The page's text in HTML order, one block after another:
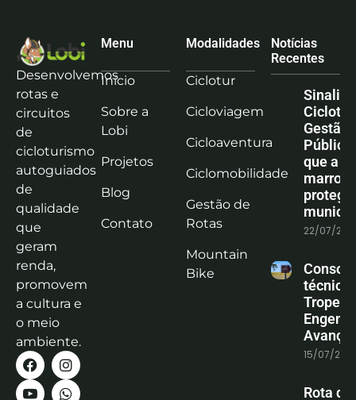
Desenvolvemos
rotas e
circuitos
de
cicloturismo
autoguiados
de
qualidade
que
geram
renda,
promovem
a cultura e
o meio
ambiente.
Menu
Início
Sobre a
Lobi
Projetos
Blog
Contato
Modalidades
Ciclotur
Cicloviagem
Cicloaventura
Ciclomobilidade
Gestão de
Rotas
Mountain
Bike
Notícias
Recentes
Gestão
que a
marrom
protege
22/07/
técnica
15/07/
Rota